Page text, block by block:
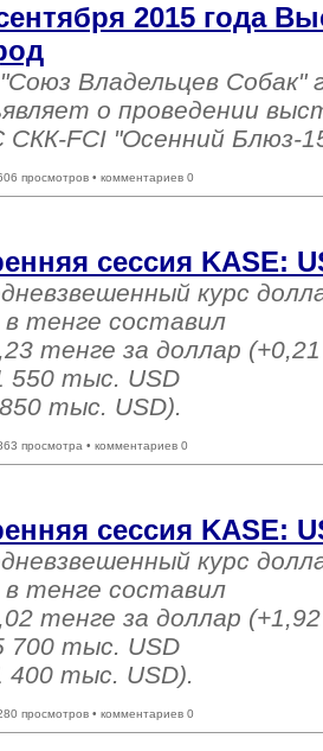
2015 года
Владельцев Собак"
о проведении
СКК-FCI "Осенний Блюз-
просмотров • комментариев 0
сессия KASE:
курс
в тенге составил
тенге за доллар
550 тыс. USD
тыс. USD).
просмотра • комментариев 0
сессия KASE:
курс
в тенге составил
тенге за доллар
700 тыс. USD
400 тыс. USD).
просмотров • комментариев 0